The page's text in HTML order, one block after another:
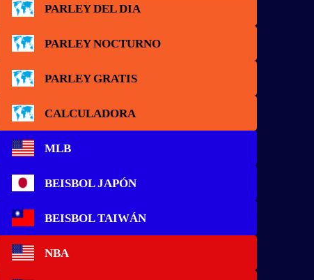
PARLEY DEL DIA
PARLEY NOCTURNO
PARLEY GRATIS
CALCULADORA
MLB
BEISBOL JAPÓN
BEISBOL TAIWÁN
NBA